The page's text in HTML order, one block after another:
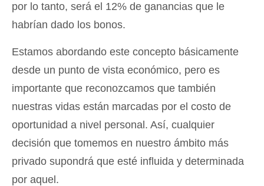
por lo tanto, será el 12% de ganancias que le
habrían dado los bonos.
Estamos abordando este concepto básicamente
desde un punto de vista económico, pero es
importante que reconozcamos que también
nuestras vidas están marcadas por el costo de
oportunidad a nivel personal. Así, cualquier
decisión que tomemos en nuestro ámbito más
privado supondrá que esté influida y determinada
por aquel.